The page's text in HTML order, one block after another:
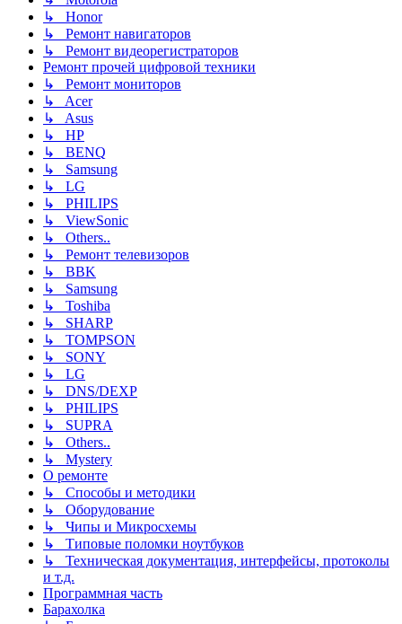
↳ Honor
↳ Ремонт навигаторов
↳ Ремонт видеорегистраторов
Ремонт прочей цифровой техники
↳ Ремонт мониторов
↳ Acer
↳ Asus
↳ HP
↳ BENQ
↳ Samsung
↳ LG
↳ PHILIPS
↳ ViewSonic
↳ Others..
↳ Ремонт телевизоров
↳ BBK
↳ Samsung
↳ Toshiba
↳ SHARP
↳ TOMPSON
↳ SONY
↳ LG
↳ DNS/DEXP
↳ PHILIPS
↳ SUPRA
↳ Others..
↳ Mystery
О ремонте
↳ Способы и методики
↳ Оборудование
↳ Чипы и Микросхемы
↳ Типовые поломки ноутбуков
↳ Техническая документация, интерфейсы, протоколы
и т.д.
Программная часть
Барахолка